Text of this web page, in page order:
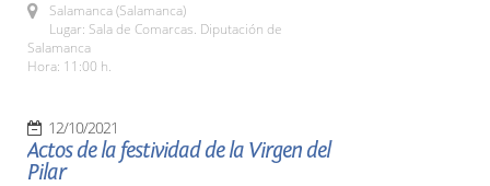
Salamanca (Salamanca)
Lugar: Sala de Comarcas. Diputación de
Salamanca
Hora: 11:00 h.
12/10/2021
Actos de la festividad de la Virgen del
Pilar